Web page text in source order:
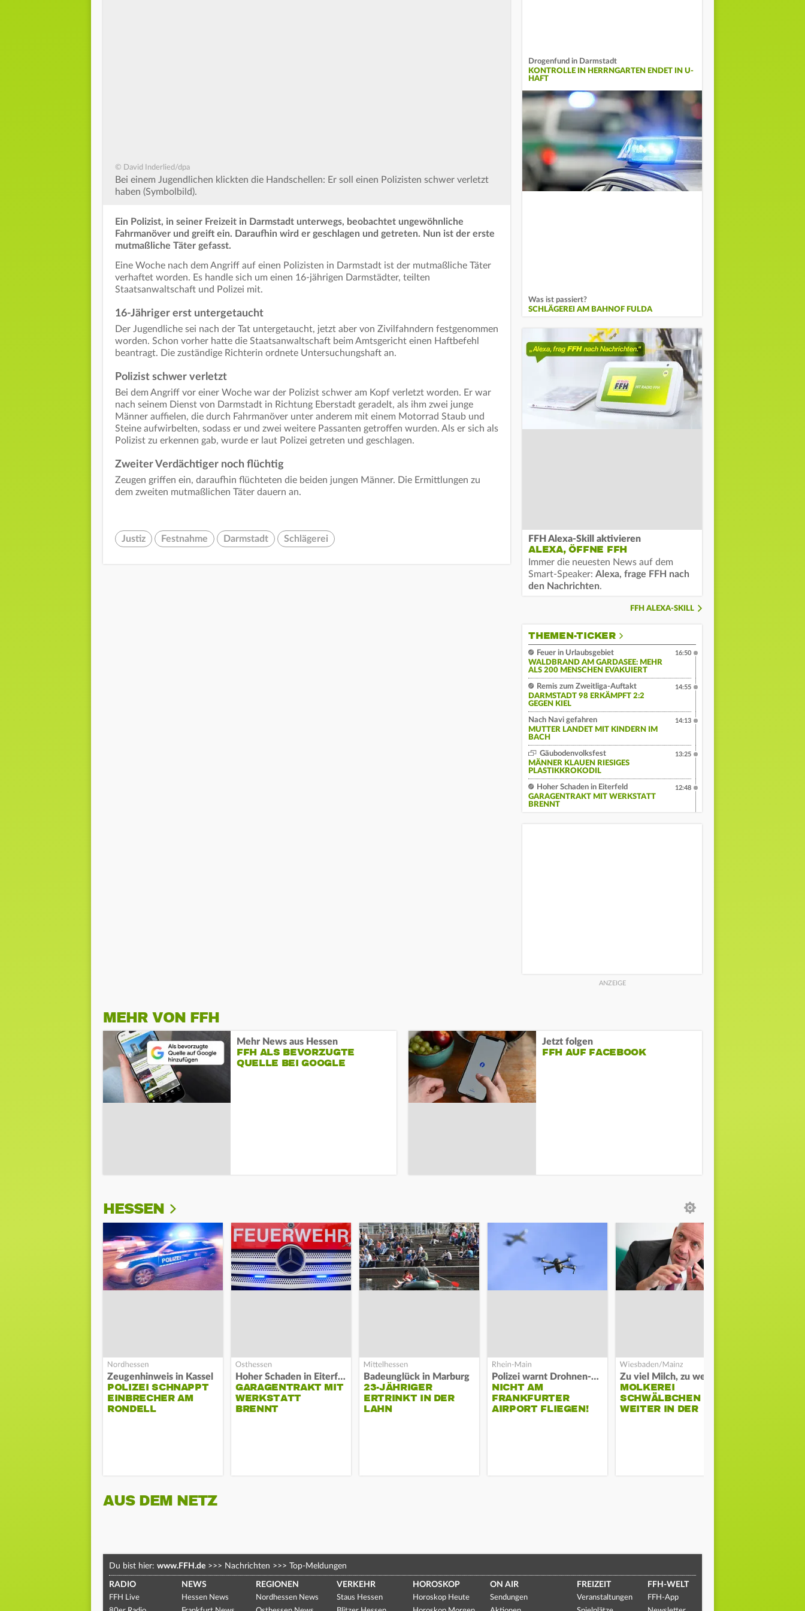
© David Inderlied/dpa
Bei einem Jugendlichen klickten die Handschellen: Er soll einen Polizisten schwer verletzt
haben (Symbolbild).
Ein Polizist, in seiner Freizeit in Darmstadt unterwegs, beobachtet ungewöhnliche
Fahrmanöver und greift ein. Daraufhin wird er geschlagen und getreten. Nun ist der erste
mutmaßliche Täter gefasst.
Eine Woche nach dem Angriff auf einen Polizisten in Darmstadt ist der mutmaßliche Täter
verhaftet worden. Es handle sich um einen 16-jährigen Darmstädter, teilten
Staatsanwaltschaft und Polizei mit.
16-Jähriger erst untergetaucht
Der Jugendliche sei nach der Tat untergetaucht, jetzt aber von Zivilfahndern festgenommen
worden. Schon vorher hatte die Staatsanwaltschaft beim Amtsgericht einen Haftbefehl
beantragt. Die zuständige Richterin ordnete Untersuchungshaft an.
Polizist schwer verletzt
Bei dem Angriff vor einer Woche war der Polizist schwer am Kopf verletzt worden. Er war
nach seinem Dienst von Darmstadt in Richtung Eberstadt geradelt, als ihm zwei junge
Männer auffielen, die durch Fahrmanöver unter anderem mit einem Motorrad Staub und
Steine aufwirbelten, sodass er und zwei weitere Passanten getroffen wurden. Als er sich als
Polizist zu erkennen gab, wurde er laut Polizei getreten und geschlagen.
Zweiter Verdächtiger noch flüchtig
Zeugen griffen ein, daraufhin flüchteten die beiden jungen Männer. Die Ermittlungen zu
dem zweiten mutmaßlichen Täter dauern an.
Justiz Festnahme Darmstadt Schlägerei
Drogenfund in Darmstadt
KONTROLLE IN HERRNGARTEN ENDET IN U-
HAFT
Was ist passiert?
SCHLÄGEREI AM BAHNOF FULDA
FFH Alexa-Skill aktivieren
ALEXA, ÖFFNE FFH
Immer die neuesten News auf dem
Smart-Speaker: Alexa, frage FFH nach
den Nachrichten.
FFH ALEXA-SKILL
THEMEN-TICKER
Feuer in Urlaubsgebiet
WALDBRAND AM GARDASEE: MEHR
ALS 200 MENSCHEN EVAKUIERT
16:50
Remis zum Zweitliga-Auftakt
DARMSTADT 98 ERKÄMPFT 2:2
GEGEN KIEL
14:55
Nach Navi gefahren
MUTTER LANDET MIT KINDERN IM
BACH
14:13
Gäubodenvolksfest
MÄNNER KLAUEN RIESIGES
PLASTIKKROKODIL
13:25
Hoher Schaden in Eiterfeld
GARAGENTRAKT MIT WERKSTATT
BRENNT
12:48
MEHR VON FFH
Mehr News aus Hessen
FFH ALS BEVORZUGTE
QUELLE BEI GOOGLE
Jetzt folgen
FFH AUF FACEBOOK
HESSEN
Zeugenhinweis in Kassel
POLIZEI SCHNAPPT
EINBRECHER AM
RONDELL
Hoher Schaden in Eiterfeld
GARAGENTRAKT MIT
WERKSTATT
BRENNT
Badeunglück in Marburg
23-JÄHRIGER
ERTRINKT IN DER
LAHN
Polizei warnt Drohnen-Besitzer
NICHT AM
FRANKFURTER
AIRPORT FLIEGEN!
MOLKEREI
SCHWÄLBCHEN
WEITER IN DER
AUS DEM NETZ
Du bist hier: www.FFH.de >>> Nachrichten >>> Top-Meldungen
RADIO
FFH Live
NEWS
Hessen News
REGIONEN
Nordhessen News
VERKEHR
Staus Hessen
HOROSKOP
Horoskop Heute
ON AIR
Sendungen
FREIZEIT
Veranstaltungen
FFH-WELT
FFH-App